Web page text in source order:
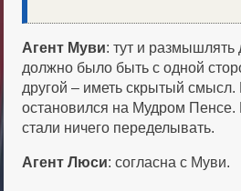
Агент Муви: тут и размышлять
должно было быть с одной
другой – иметь скрытый смысл.
остановился на Мудром
стали ничего переделывать.
Агент Люси: согласна с Муви.